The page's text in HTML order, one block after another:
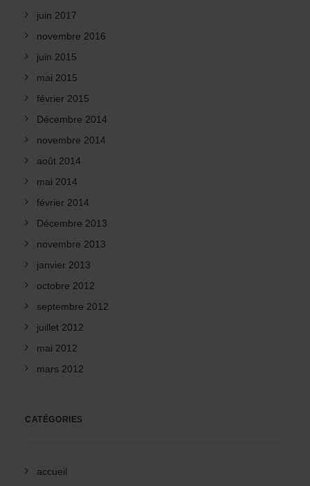
juin 2017
novembre 2016
juin 2015
mai 2015
février 2015
Décembre 2014
novembre 2014
août 2014
mai 2014
février 2014
Décembre 2013
novembre 2013
janvier 2013
octobre 2012
septembre 2012
juillet 2012
mai 2012
mars 2012
CATÉGORIES
accueil